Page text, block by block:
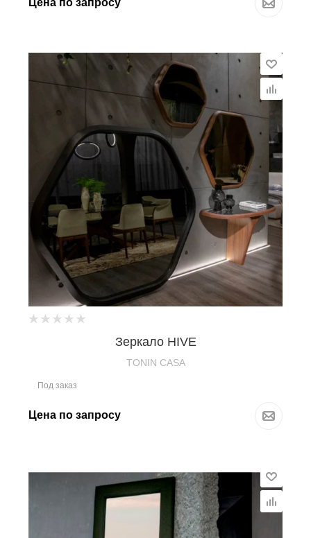
Цена по запросу
Зеркало HIVE
TONIN CASA
Под заказ
Цена по запросу